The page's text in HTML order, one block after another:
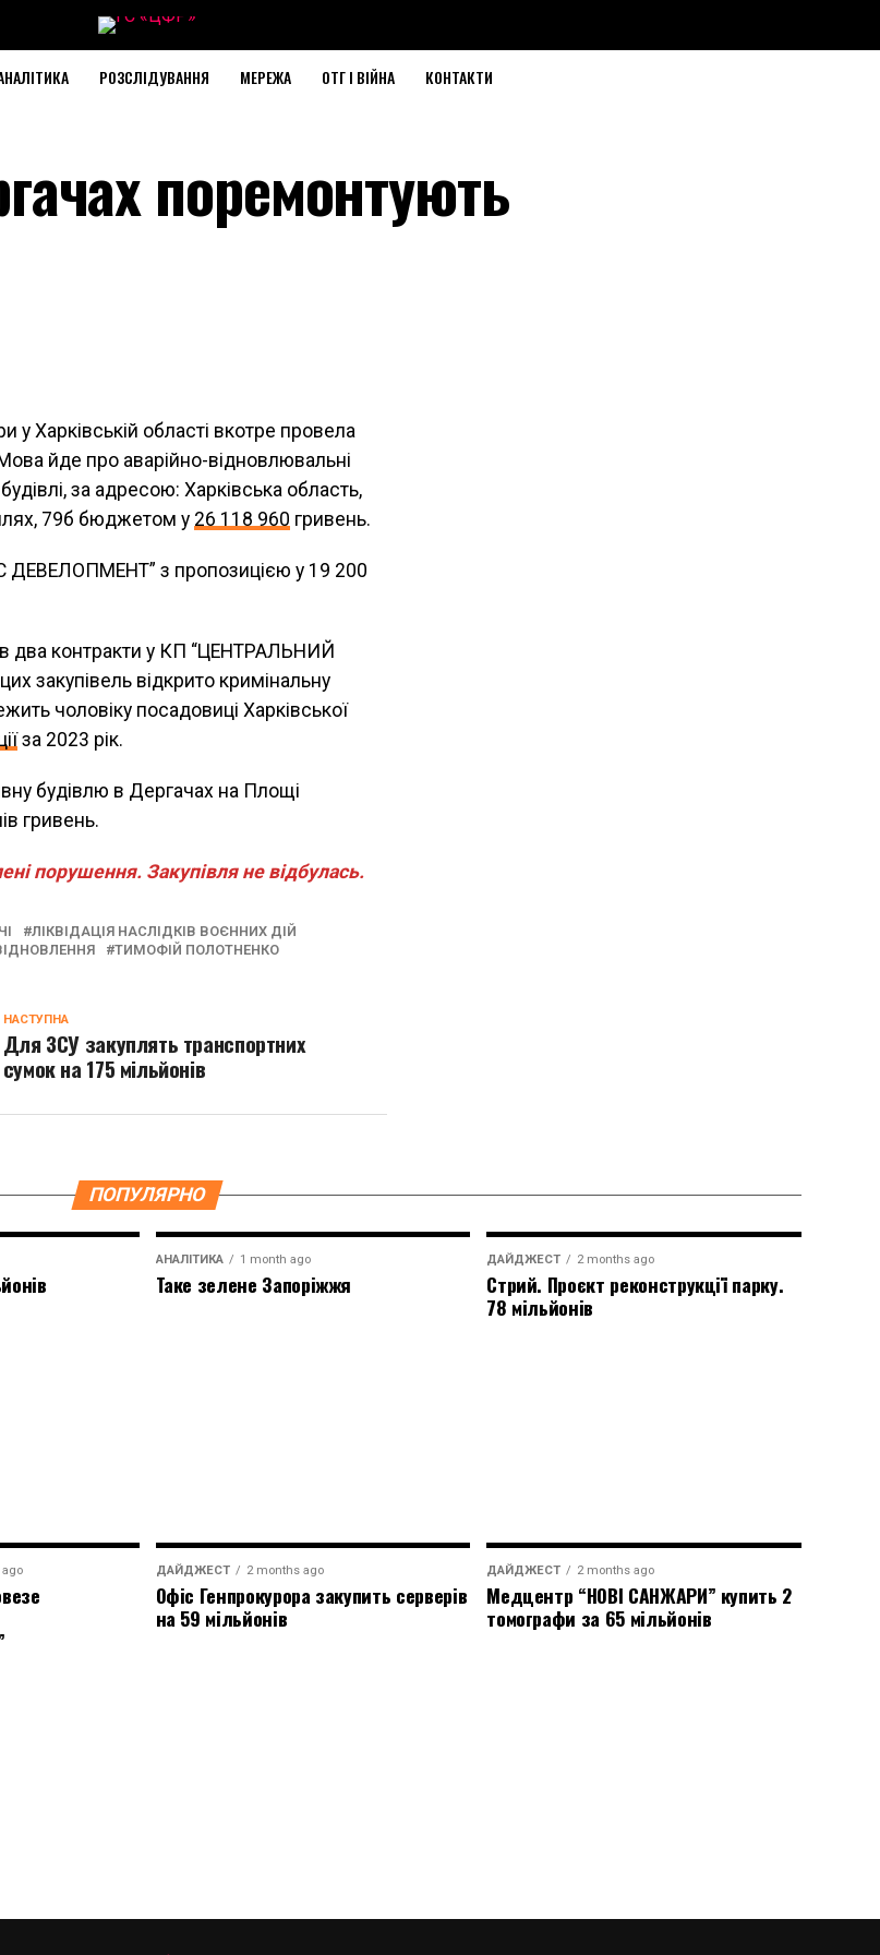
РОЗСЛІДУВАННЯ МЕРЕЖА ОТГ І ВІЙНА КОНТАКТИ
поремонтують
у Харківській області вкотре провела
йде про аварійно-відновлювальні
за адресою: Харківська область,
79б бюджетом у 26 118 960 гривень.
ДЕВЕЛОПМЕНТ” з пропозицією у 19 200
два контракти у КП “ЦЕНТРАЛЬНИЙ
закупівель відкрито кримінальну
чоловіку посадовиці Харківської
за 2023 рік.
будівлю в Дергачах на Площі
гривень.
порушення. Закупівля не відбулась.
ЛІКВІДАЦІЯ НАСЛІДКІВ ВОЄННИХ ДІЙ
ТИМОФІЙ ПОЛОТНЕНКО
НАСТУПНА
Для ЗСУ закуплять транспортних
сумок на 175 мільйонів
ПОПУЛЯРНО
АНАЛІТИКА 1 month ago
Таке зелене Запоріжжя
ДАЙДЖЕСТ 2 months ago
Стрий. Проєкт реконструкції парку.
78 мільйонів
ДАЙДЖЕСТ 2 months ago
Офіс Генпрокурора закупить серверів
на 59 мільйонів
ДАЙДЖЕСТ 2 months ago
Медцентр “НОВІ САНЖАРИ” купить 2
томографи за 65 мільйонів